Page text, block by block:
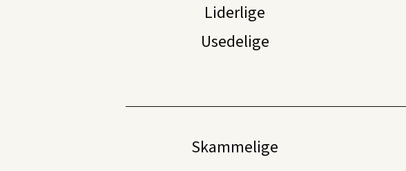
Liderlige
Usedelige
Skammelige